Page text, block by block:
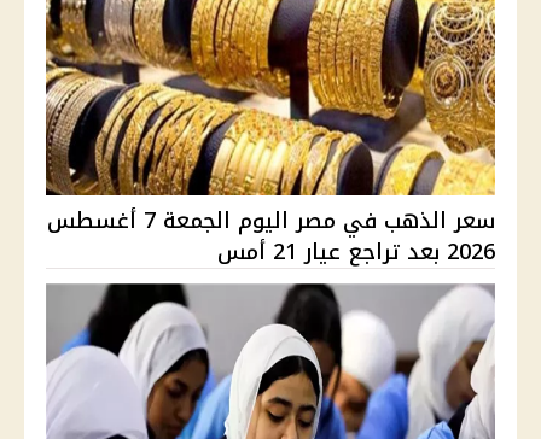
سعر الذهب في مصر اليوم الجمعة 7 أغسطس
2026 بعد تراجع عيار 21 أمس